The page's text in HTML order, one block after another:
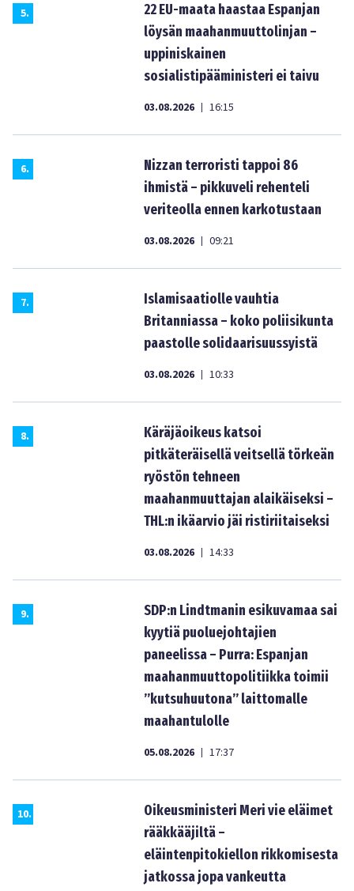
5.
22 EU-maata haastaa Espanjan
löysän maahanmuuttolinjan –
uppiniskainen
sosialistipääministeri ei taivu
03.08.2026 | 16:15
6.
Nizzan terroristi tappoi 86
ihmistä – pikkuveli rehenteli
veriteolla ennen karkotustaan
03.08.2026 | 09:21
7.
Islamisaatiolle vauhtia
Britanniassa – koko poliisikunta
paastolle solidaarisuussyistä
03.08.2026 | 10:33
8.
Käräjäoikeus katsoi
pitkäteräisellä veitsellä törkeän
ryöstön tehneen
maahanmuuttajan alaikäiseksi –
THL:n ikäarvio jäi ristiriitaiseksi
03.08.2026 | 14:33
9.
SDP:n Lindtmanin esikuvamaa sai
kyytiä puoluejohtajien
paneelissa – Purra: Espanjan
maahanmuuttopolitiikka toimii
”kutsuhuutona” laittomalle
maahantulolle
05.08.2026 | 17:37
10.
Oikeusministeri Meri vie eläimet
rääkkääjiltä –
eläintenpitokiellon rikkomisesta
jatkossa jopa vankeutta